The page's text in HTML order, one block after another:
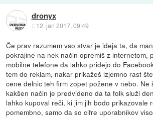
dronyx
:: 12. jan 2017, 09:49
Če prav razumem vso stvar je ideja ta, da
pokrajine na nek način opremiš z internetom,
mobilne telefone da lahko pridejo do
tem do reklam, nakar prikažeš izjemno rast
cene delnic teh firm zopet požene v nebo. Ne
kakšen način je predvideno da ta folk služi
lahko kupoval reči, ki jim jih bodo prikazovale
pomembno, samo da so cifre uporabnikov